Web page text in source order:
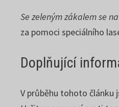
Se zeleným zákalem se
za pomoci speciálního
Doplňující
V průběhu tohoto článku